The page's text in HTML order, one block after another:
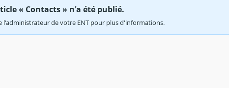
« Contacts » n'a été publié.
l'administrateur de votre ENT pour plus d'informations.